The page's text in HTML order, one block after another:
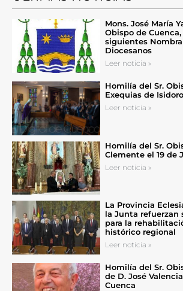
Mons. José María
Obispo de
siguientes
Diocesanos
Leer noticia »
Homilía del Sr.
Exequias de
Leer noticia »
Homilía del Sr.
Clemente el 19 de
Leer noticia »
La Provincia
la Junta refuerzan
para la
histórico regional
Leer noticia »
Homilía del Sr.
de D. José
Cuenca